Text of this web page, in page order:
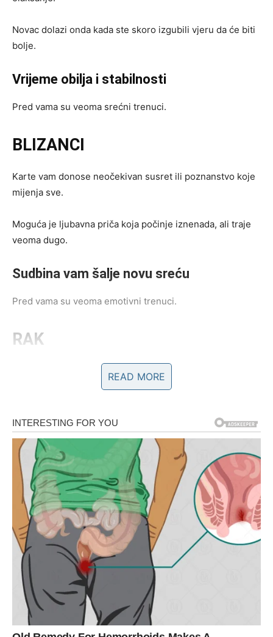
Novac dolazi onda kada ste skoro izgubili vjeru da će biti
bolje.
Vrijeme obilja i stabilnosti
Pred vama su veoma srećni trenuci.
BLIZANCI
Karte vam donose neočekivan susret ili poznanstvo koje
mijenja sve.
Moguća je ljubavna priča koja počinje iznenada, ali traje
veoma dugo.
Sudbina vam šalje novu sreću
Pred vama su veoma emotivni trenuci.
RAK
Rakovi su među najvećim miljenicima ciganskih karata do
Poslije mnogo tuge dolazi ljubav koja vam potpuno
mijenja život.
Srce konačno pronalazi svoju sreću
Pred vama su veoma nježni i sudbinski trenuci.
LAV
Lavovima dolazi veliki poslovni uspjeh i mogućnost
ogromne zarade.
Sve ono što ste dugo gradili sada konačno dolazi na svoje
mjesto.
READ MORE